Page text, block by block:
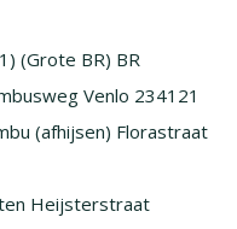
(Grote BR) BR
Venlo 234121
(afhijsen) Florastraat
Heijsterstraat